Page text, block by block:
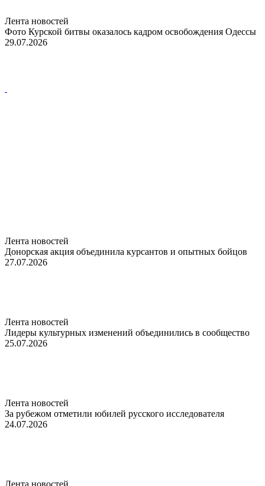
Лента новостей
Фото Курской битвы оказалось кадром освобождения Одессы
29.07.2026
Лента новостей
Донорская акция объединила курсантов и опытных бойцов
27.07.2026
Лента новостей
Лидеры культурных изменений объединились в сообщество
25.07.2026
Лента новостей
За рубежом отметили юбилей русского исследователя
24.07.2026
Лента новостей